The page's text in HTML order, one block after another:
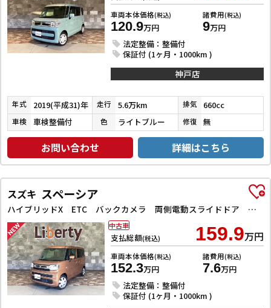
車両本体価格(税込)
120.9万円
諸費用(税込)
9万円
法定整備：整備付
保証付 (1ヶ月・1000km )
神戸店
年式 2019(平成31)年 走行 5.6万km 排気 660cc
車検 車検整備付 色 ライトブルー 修復 無
お問い合わせ 詳細はこちら
スズキ スペーシア
ハイブリッドX ETC バックカメラ 両側電動スライドドア クリアランスソナー オートクルーズコントロール レーンアシスト オートライト スマートキー アイドリングストップ 電動格納ミラー シートヒーター
支払総額(税込) 159.9万円
車両本体価格(税込)
152.3万円
諸費用(税込)
7.6万円
法定整備：整備付
保証付 (1ヶ月・1000km )
中古車